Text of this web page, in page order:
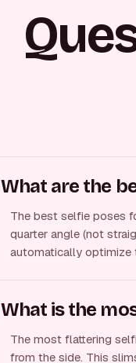
What are the
The best selfie poses
quarter angle (not
automatically optimize
What is the
The most flattering
from the side. This